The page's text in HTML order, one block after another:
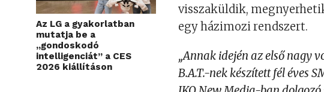
Az LG a gyakorlatban
mutatja be a
„gondoskodó
intelligenciát” a CES
2026 kiállításon
visszaküldik,
egy házimozi rendszert.
„Annak idején az első nagy
B.A.T.-nek készített fél éves